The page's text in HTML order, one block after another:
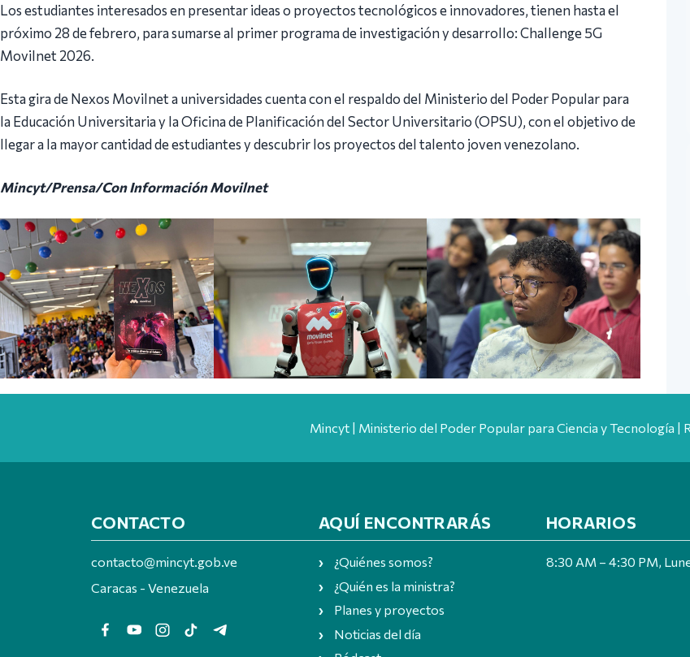
Los estudiantes interesados en presentar ideas o proyectos tecnológicos e innovadores, tienen hasta el
próximo 28 de febrero, para sumarse al primer programa de investigación y desarrollo: Challenge 5G
Movilnet 2026.
Esta gira de Nexos Movilnet a universidades cuenta con el respaldo del Ministerio del Poder Popular para
la Educación Universitaria y la Oficina de Planificación del Sector Universitario (OPSU), con el objetivo de
llegar a la mayor cantidad de estudiantes y descubrir los proyectos del talento joven venezolano.
Mincyt/Prensa/Con Información Movilnet
Mincyt | Ministerio del Poder Popular para Ciencia y Tecnología |
CONTACTO
contacto@mincyt.gob.ve
Caracas - Venezuela
AQUÍ ENCONTRARÁS
¿Quiénes somos?
¿Quién es la ministra?
Planes y proyectos
Noticias del día
HORARIOS
8:30 AM – 4:30 PM,